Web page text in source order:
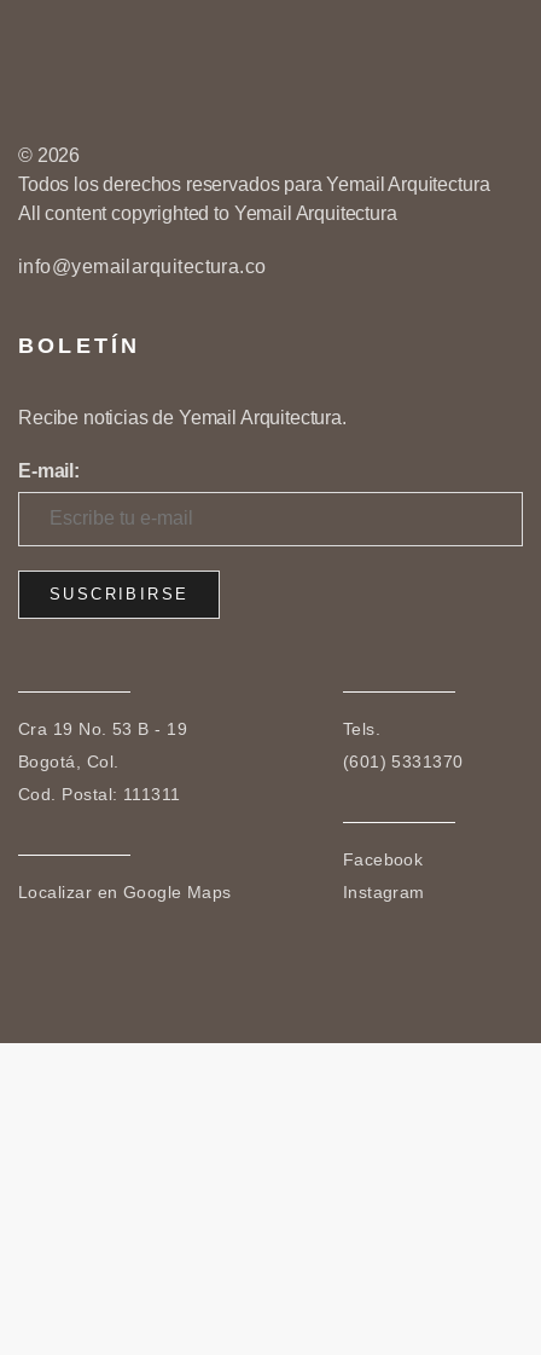
© 2026
Todos los derechos reservados para Yemail Arquitectura
All content copyrighted to Yemail Arquitectura
info@yemailarquitectura.co
BOLETÍN
Recibe noticias de Yemail Arquitectura.
E-mail:
Cra 19 No. 53 B - 19
Bogotá, Col.
Cod. Postal: 111311
Localizar en Google Maps
Tels.
(601) 5331370
Facebook
Instagram